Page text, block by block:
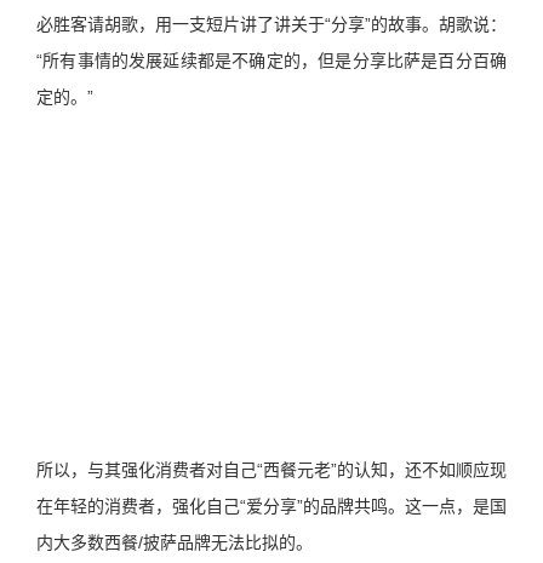
必胜客请胡歌，用一支短片讲了讲关于“分享”的故事。胡歌说：
“所有事情的发展延续都是不确定的，但是分享比萨是百分百确
定的。”
所以，与其强化消费者对自己“西餐元老”的认知，还不如顺应现
在年轻的消费者，强化自己“爱分享”的品牌共鸣。这一点，是国
内大多数西餐/披萨品牌无法比拟的。